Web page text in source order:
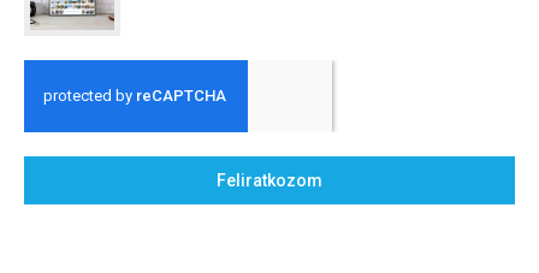
Feliratkozom